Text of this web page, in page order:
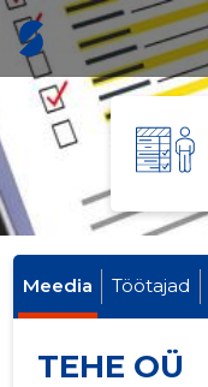
Meedia Töötajad
TEHE OÜ